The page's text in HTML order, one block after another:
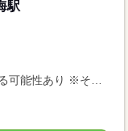
駅
★年間休日121日★ 土曜日に出勤になる可能性あり ※その場合には代休があります ※会社カレンダーによる 【その他長期休暇あり】